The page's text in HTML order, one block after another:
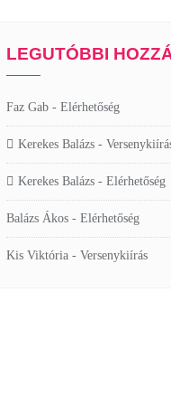
LEGUTÓBBI
Faz Gab - Elérhetőség
Kerekes Balázs -
Kerekes Balázs - Elérhetőség
Balázs Ákos - Elérhetőség
Kis Viktória - Versenykiírás